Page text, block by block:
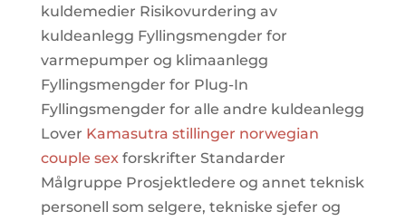
kuldemedier Risikovurdering av
kuldeanlegg Fyllingsmengder for
varmepumper og klimaanlegg
Fyllingsmengder for Plug-In
Fyllingsmengder for alle andre kuldeanlegg
Lover Kamasutra stillinger norwegian
couple sexforskrifter Standarder
Målgruppe Prosjektledere og annet teknisk
personell som selgere, tekniske sjefer og